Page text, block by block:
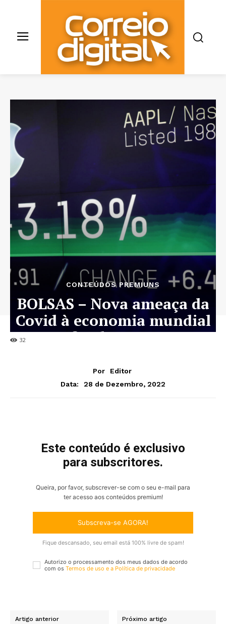
32
CONTEÚDOS PREMIUNS
BOLSAS – Nova ameaça da
Covid à economia mundial
afunda acções
Por
Editor
Data:
28 de Dezembro, 2022
Este conteúdo é exclusivo
para subscritores.
Queira, por favor, subscrever-se com o seu e-mail para
ter acesso aos conteúdos premium!
Subscreva-se AGORA!
Fique descansado, seu email está 100% livre de spam!
Autorizo o processamento dos meus dados de acordo
com os Termos de uso e a Política de privacidade
Artigo anterior Próximo artigo